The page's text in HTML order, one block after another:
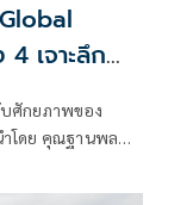
เจาะลึก
ริยะ พร้อม
งต่อ
สุภาพบุรุษ
ศักยภาพของ
โดย คุณฐานพล
ะผู้บริหารด้าน